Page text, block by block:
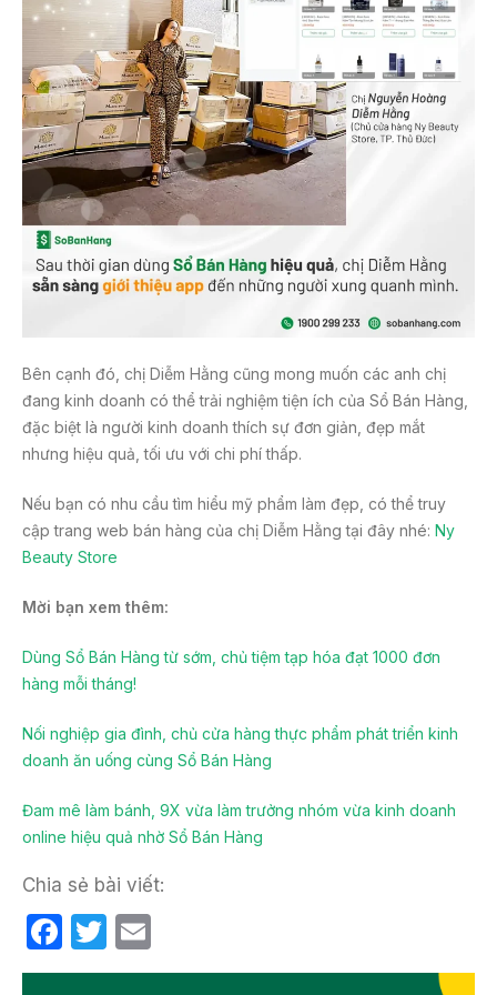
Bên cạnh đó, chị Diễm Hằng cũng mong muốn các anh chị
đang kinh doanh có thể trải nghiệm tiện ích của Sổ Bán Hàng,
đặc biệt là người kinh doanh thích sự đơn giản, đẹp mắt
nhưng hiệu quả, tối ưu với chi phí thấp.
Nếu bạn có nhu cầu tìm hiểu mỹ phẩm làm đẹp, có thể truy
cập trang web bán hàng của chị Diễm Hằng tại đây nhé: Ny
Beauty Store
Mời bạn xem thêm:
Dùng Sổ Bán Hàng từ sớm, chủ tiệm tạp hóa đạt 1000 đơn
hàng mỗi tháng!
Nối nghiệp gia đình, chủ cửa hàng thực phẩm phát triển kinh
doanh ăn uống cùng Sổ Bán Hàng
Đam mê làm bánh, 9X vừa làm trưởng nhóm vừa kinh doanh
online hiệu quả nhờ Sổ Bán Hàng
Chia sẻ bài viết:
F
a
T
w m